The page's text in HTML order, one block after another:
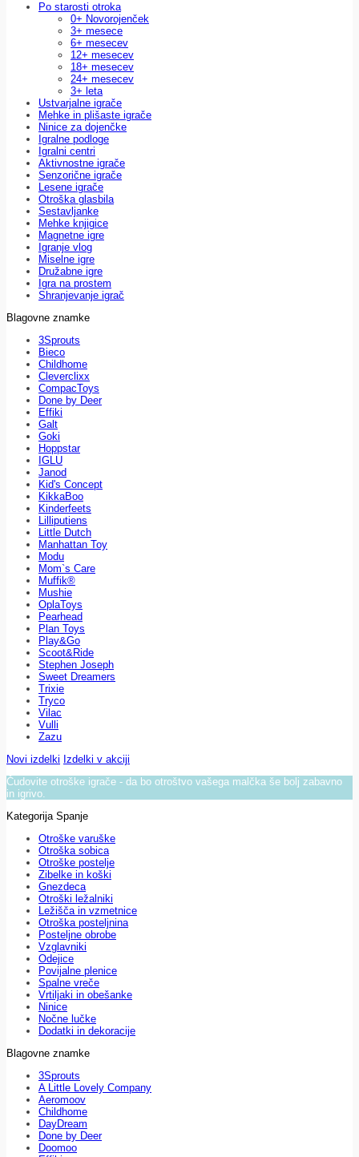
Po starosti otroka
0+ Novorojenček
3+ mesece
6+ mesecev
12+ mesecev
18+ mesecev
24+ mesecev
3+ leta
Ustvarjalne igrače
Mehke in plišaste igrače
Ninice za dojenčke
Igralne podloge
Igralni centri
Aktivnostne igrače
Senzorične igrače
Lesene igrače
Otroška glasbila
Sestavljanke
Mehke knjigice
Magnetne igre
Igranje vlog
Miselne igre
Družabne igre
Igra na prostem
Shranjevanje igrač
Blagovne znamke
3Sprouts
Bieco
Childhome
Cleverclixx
CompacToys
Done by Deer
Effiki
Galt
Goki
Hoppstar
IGLU
Janod
Kid's Concept
KikkaBoo
Kinderfeets
Lilliputiens
Little Dutch
Manhattan Toy
Modu
Mom`s Care
Muffik®
Mushie
OplaToys
Pearhead
Plan Toys
Play&Go
Scoot&Ride
Stephen Joseph
Sweet Dreamers
Trixie
Tryco
Vilac
Vulli
Zazu
Novi izdelki Izdelki v akciji
Čudovite otroške igrače - da bo otroštvo vašega malčka še bolj zabavno
in igrivo.
Kategorija Spanje
Otroške varuške
Otroška sobica
Otroške postelje
Zibelke in koški
Gnezdeca
Otroški ležalniki
Ležišča in vzmetnice
Otroška posteljnina
Posteljne obrobe
Vzglavniki
Odejice
Povijalne plenice
Spalne vreče
Vrtiljaki in obešanke
Ninice
Nočne lučke
Dodatki in dekoracije
Blagovne znamke
3Sprouts
A Little Lovely Company
Aeromoov
Childhome
DayDream
Done by Deer
Doomoo